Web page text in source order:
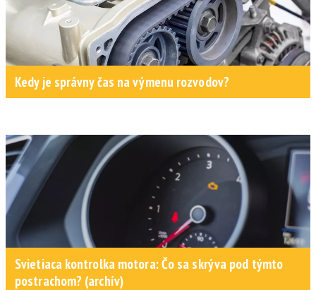
Kedy je správny čas na výmenu rozvodov?
Svietiaca kontrolka motora: Čo sa skrýva pod týmto
postrachom? (archív)